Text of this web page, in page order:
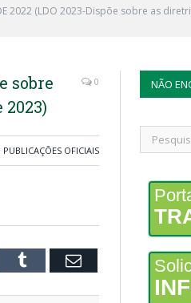
DE 2022 (LDO 2023-Dispõe sobre as
sobre
0
PUBLICAÇÕES OFICIAIS
Tumblr Email
NÃO